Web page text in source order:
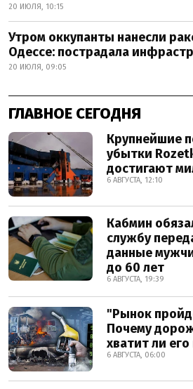
20 ИЮЛЯ, 10:15
Утром оккупанты нанесли
Одессе: пострадала
20 ИЮЛЯ, 09:05
ГЛАВНОЕ СЕГОДНЯ
Крупнейшие
убытки
достигают
6 АВГУСТА, 12:10
Кабмин
службу
данные
до 60 лет
6 АВГУСТА, 19:39
"Рынок
Почему
хватит ли
6 АВГУСТА, 06:00